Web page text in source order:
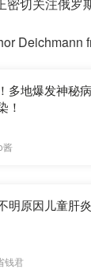
Deichmann
多地爆发神秘
！
酱
明原因儿童肝
钱君